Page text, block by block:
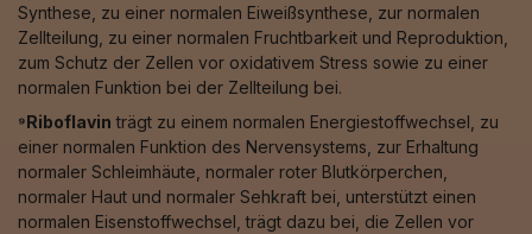
Synthese, zu einer normalen Eiweißsynthese, zur normalen
Zellteilung, zu einer normalen Fruchtbarkeit und Reproduktion,
zum Schutz der Zellen vor oxidativem Stress sowie zu einer
normalen Funktion bei der Zellteilung bei.
⁹Riboflavin trägt zu einem normalen Energiestoffwechsel, zu
einer normalen Funktion des Nervensystems, zur Erhaltung
normaler Schleimhäute, normaler roter Blutkörperchen,
normaler Haut und normaler Sehkraft bei, unterstützt einen
normalen Eisenstoffwechsel, trägt dazu bei, die Zellen vor